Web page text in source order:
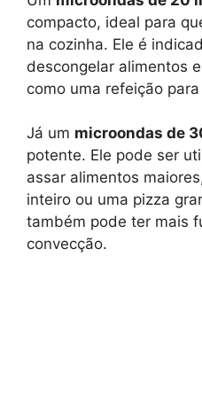
compacto, ideal para
na cozinha. Ele é
descongelar alimentos
como uma refeição
Já um microondas de
potente. Ele pode ser
assar alimentos
inteiro ou uma pizza
também pode ter mais
convecção.